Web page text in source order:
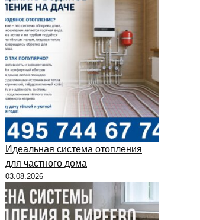
Идеальная система отопления
для частного дома
03.08.2026